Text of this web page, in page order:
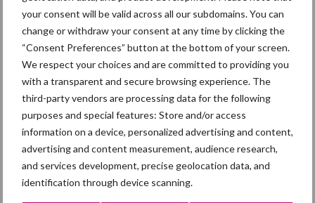
your consent will be valid across all our subdomains. You can
change or withdraw your consent at any time by clicking the
“Consent Preferences” button at the bottom of your screen.
We respect your choices and are committed to providing you
with a transparent and secure browsing experience. The
third-party vendors are processing data for the following
purposes and special features: Store and/or access
information on a device, personalized advertising and content,
advertising and content measurement, audience research,
and services development, precise geolocation data, and
identification through device scanning.
maand waarin het saldo zijn ...Lees meer
KWIN-
Veehou
derij
2024-
2025:
hogere
4 september 2024